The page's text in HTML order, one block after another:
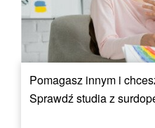
Pomagasz innym i
Sprawdź studia z